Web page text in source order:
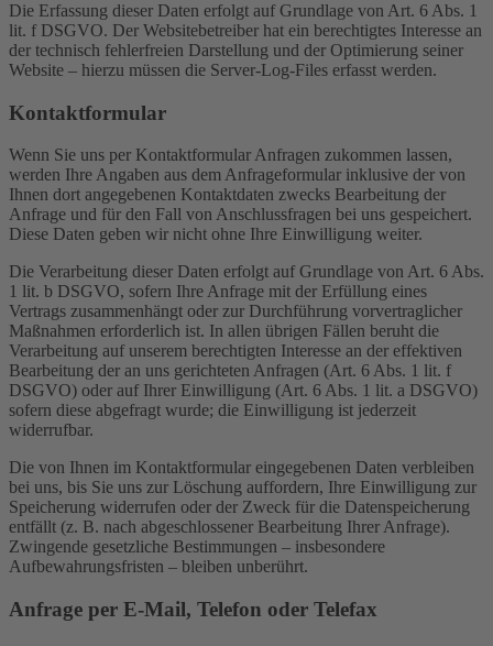
Die Erfassung dieser Daten erfolgt auf Grundlage von Art. 6 Abs. 1
lit. f DSGVO. Der Websitebetreiber hat ein berechtigtes Interesse an
der technisch fehlerfreien Darstellung und der Optimierung seiner
Website – hierzu müssen die Server-Log-Files erfasst werden.
Kontaktformular
Wenn Sie uns per Kontaktformular Anfragen zukommen lassen,
werden Ihre Angaben aus dem Anfrageformular inklusive der von
Ihnen dort angegebenen Kontaktdaten zwecks Bearbeitung der
Anfrage und für den Fall von Anschlussfragen bei uns gespeichert.
Diese Daten geben wir nicht ohne Ihre Einwilligung weiter.
Die Verarbeitung dieser Daten erfolgt auf Grundlage von Art. 6 Abs.
1 lit. b DSGVO, sofern Ihre Anfrage mit der Erfüllung eines
Vertrags zusammenhängt oder zur Durchführung vorvertraglicher
Maßnahmen erforderlich ist. In allen übrigen Fällen beruht die
Verarbeitung auf unserem berechtigten Interesse an der effektiven
Bearbeitung der an uns gerichteten Anfragen (Art. 6 Abs. 1 lit. f
DSGVO) oder auf Ihrer Einwilligung (Art. 6 Abs. 1 lit. a DSGVO)
sofern diese abgefragt wurde; die Einwilligung ist jederzeit
widerrufbar.
Die von Ihnen im Kontaktformular eingegebenen Daten verbleiben
bei uns, bis Sie uns zur Löschung auffordern, Ihre Einwilligung zur
Speicherung widerrufen oder der Zweck für die Datenspeicherung
entfällt (z. B. nach abgeschlossener Bearbeitung Ihrer Anfrage).
Zwingende gesetzliche Bestimmungen – insbesondere
Aufbewahrungsfristen – bleiben unberührt.
Anfrage per E-Mail, Telefon oder Telefax